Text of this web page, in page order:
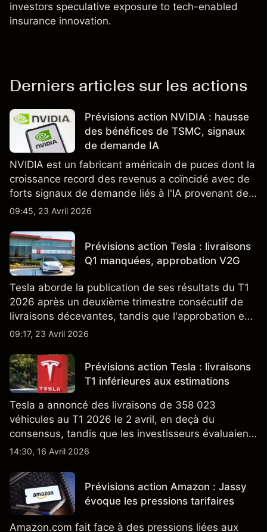
investors speculative exposure to tech-enabled
insurance innovation.
Derniers articles sur les actions
Prévisions action NVIDIA : hausse
des bénéfices de TSMC, signaux
de demande IA
NVIDIA est un fabricant américain de puces dont la
croissance record des revenus a coïncidé avec de
forts signaux de demande liés à l'IA provenant de
partenaires clés de la chaîne d'approvisionnement,
passées ne préjugent pas des résultats futurs.
09:45, 23 Avril 2026
Prévisions action Tesla : livraisons
Q1 manquées, approbation V2G
Tesla aborde la publication de ses résultats du T1
2026 après un deuxième trimestre consécutif de
livraisons décevantes, tandis que l'approbation en
Californie d'un programme V2G pour le Cybertruck
énergétique.
09:17, 23 Avril 2026
Prévisions action Tesla : livraisons
T1 inférieures aux estimations
Tesla a annoncé des livraisons de 358 023
véhicules au T1 2026 le 2 avril, en deçà du
consensus, tandis que les investisseurs évaluaient
également la croissance des stocks et les projets
nouveau SUV. Découvrez les objectifs de cours
TSLA d'analystes tiers.
14:30, 16 Avril 2026
Prévisions action Amazon : Jassy
évoque les pressions tarifaires
Amazon.com fait face à des pressions liées aux